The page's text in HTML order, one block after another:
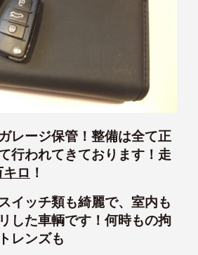
レージ保管！整備は全て正
行われてきております！走
ロ ！
イッチ類も綺麗で、室内も
した車輌です！何時もの拘
レンズも